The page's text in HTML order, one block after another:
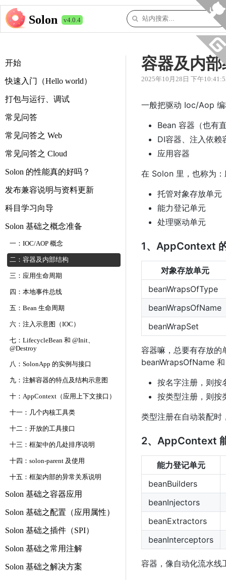
Solon v4.0.4
开始
快速入门（Hello world）
打包与运行、调试
常见问答
常见问答之 Web
常见问答之 Cloud
Solon 的性能真的好吗？
发布兼容说明与资料更新
科目学习向导
Solon 基础之概念准备
一：IOC/AOP 概念
二：容器及内部结构
三：应用生命周期
四：本地事件总线
五：Bean 生命周期
六：注入示意图（IOC）
七：LifecycleBean 和 @Init、
@Destroy
八：SolonApp 的实例与接口
九：注解容器的特点及结构示意图
十：AppContext（应用上下文接口）
十一：几个内核工具类
十二：开放的工具接口
十三：框架中的几处排序说明
十四：solon-parent 及使用
十五：框架内部的异常关系说明
Solon 基础之容器应用
Solon 基础之配置（应用属性）
Solon 基础之插件（SPI）
Solon 基础之常用注解
Solon 基础之解决方案
容器及内部
2025年10月28日 下午
一般把驱动 Ioc/Aop
Bean 容器（也有
DI容器、注入依赖
应用容器
在 Solon 里，也称为
托管对象存放单元
能力登记单元
处理驱动单元
1、AppContext
对象存放单元
beanWrapsOfType
beanWrapsOfName
beanWrapSet
容器嘛，总要有存放的
beanWrapsOfName
按名字注册，则按
按类型注册，则按
类型注册在自动装配时
2、AppContext
能力登记单元
beanBuilders
beanInjectors
beanExtractors
beanInterceptors
容器，像自动化流水线